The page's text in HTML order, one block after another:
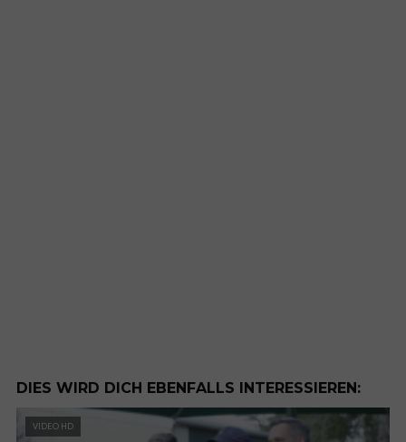
DIES WIRD DICH EBENFALLS INTERESSIEREN:
VIDEO HD